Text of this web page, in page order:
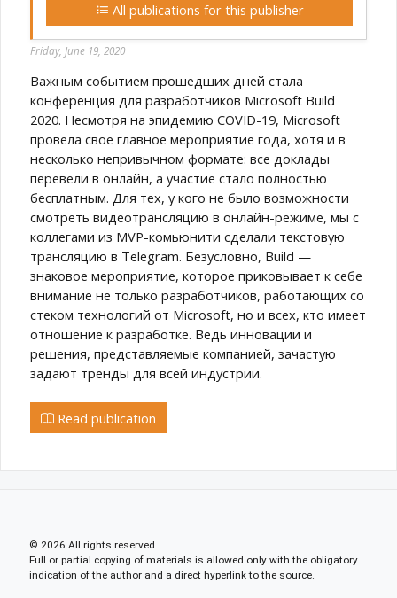
All publications for this publisher
Friday, June 19, 2020
Важным событием прошедших дней стала
конференция для разработчиков Microsoft Build
2020. Несмотря на эпидемию COVID-19, Microsoft
провела свое главное мероприятие года, хотя и в
несколько непривычном формате: все доклады
перевели в онлайн, а участие стало полностью
бесплатным. Для тех, у кого не было возможности
смотреть видеотрансляцию в онлайн-режиме, мы с
коллегами из MVP-комьюнити сделали текстовую
трансляцию в Telegram. Безусловно, Build —
знаковое мероприятие, которое приковывает к себе
внимание не только разработчиков, работающих со
стеком технологий от Microsoft, но и всех, кто имеет
отношение к разработке. Ведь инновации и
решения, представляемые компанией, зачастую
задают тренды для всей индустрии.
Read publication
© 2026 All rights reserved.
Full or partial copying of materials is allowed only with the obligatory
indication of the author and a direct hyperlink to the source.